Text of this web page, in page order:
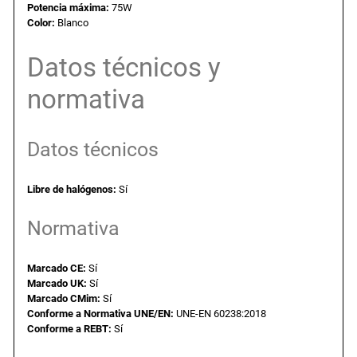
a
l
e
6
s
Potencia máxima: 75W
Color: Blanco
Datos técnicos y
normativa
Datos técnicos
Libre de halógenos: Sí
Normativa
Marcado CE: Sí
Marcado UK: Sí
Marcado CMim: Sí
Conforme a Normativa UNE/EN: UNE-EN 60238:2018
Conforme a REBT: Sí